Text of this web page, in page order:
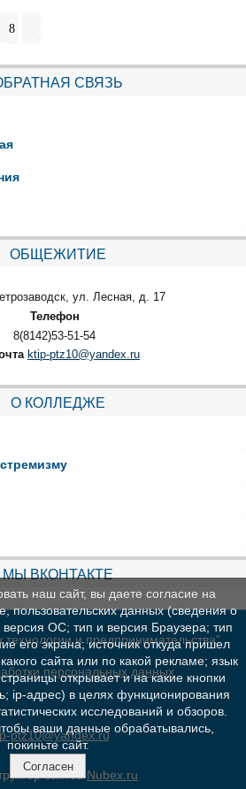
8
СВЯЗЬ
ОБЩЕЖИТИЕ
ул. Лесная, д. 17
Телефон
8(8142)53-51-54
ktip-ptz10@yandex.ru
О КОЛЛЕДЖЕ
МЫ ВКОНТАКТЕ
и предпринимательства"
персональных данных
ptz10@yandex.ru
сайтовNubex.ru
наш сайт, вы даете согласие на
пользовательских данных (сведения о
ОС; тип и версия Браузера; тип
его экрана; источник откуда пришел
сайта или по какой рекламе; язык
открывает и на какие кнопки
ip-адрес) в целях функционирования
исследований и обзоров.
ваши данные обрабатывались,
покиньте сайт.
Согласен